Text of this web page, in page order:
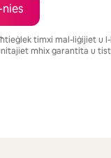
timxi mal-liġijiet u
mhix garantita u